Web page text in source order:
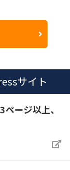
サイト
ージ以上、